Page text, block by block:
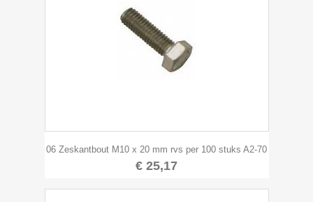
06 Zeskantbout M10 x 20 mm rvs per 100 stuks A2-70
€ 25,17